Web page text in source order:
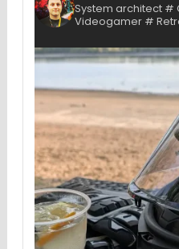
System architect #
Videogamer #